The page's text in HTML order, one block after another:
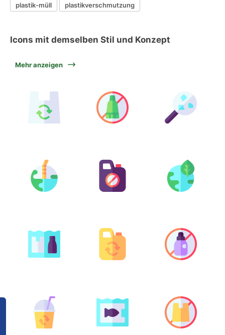
plastik-müll
plastikverschmutzung
Icons mit demselben Stil und Konzept
Mehr anzeigen